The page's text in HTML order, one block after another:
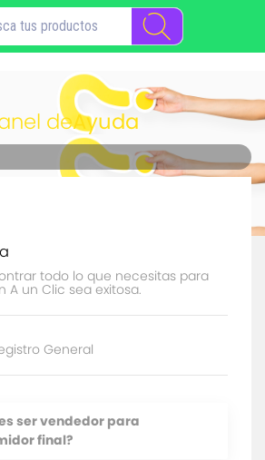
deAyuda
todo lo que necesitas para
A un Clic sea exitosa.
General
ser vendedor para
final?